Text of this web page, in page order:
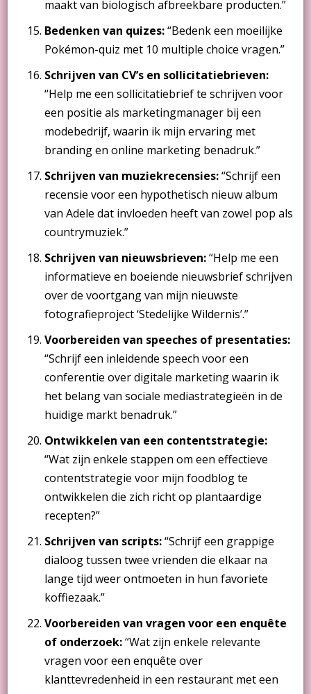
maakt van biologisch afbreekbare producten.”
Bedenken van quizes:“Bedenk een moeilijke
Pokémon-quiz met 10 multiple choice vragen.”
Schrijven van CV’s en sollicitatiebrieven:
“Help me een sollicitatiebrief te schrijven voor
een positie als marketingmanager bij een
modebedrijf, waarin ik mijn ervaring met
branding en online marketing benadruk.”
Schrijven van muziekrecensies:“Schrijf een
recensie voor een hypothetisch nieuw album
van Adele dat invloeden heeft van zowel pop als
countrymuziek.”
Schrijven van nieuwsbrieven:“Help me een
informatieve en boeiende nieuwsbrief schrijven
over de voortgang van mijn nieuwste
fotografieproject ‘Stedelijke Wildernis’.”
Voorbereiden van speeches of presentaties:
“Schrijf een inleidende speech voor een
conferentie over digitale marketing waarin ik
het belang van sociale mediastrategieën in de
huidige markt benadruk.”
Ontwikkelen van een contentstrategie:
“Wat zijn enkele stappen om een effectieve
contentstrategie voor mijn foodblog te
ontwikkelen die zich richt op plantaardige
recepten?”
Schrijven van scripts:“Schrijf een grappige
dialoog tussen twee vrienden die elkaar na
lange tijd weer ontmoeten in hun favoriete
koffiezaak.”
Voorbereiden van vragen voor een enquête
of onderzoek:“Wat zijn enkele relevante
vragen voor een enquête over
klanttevredenheid in een restaurant met een